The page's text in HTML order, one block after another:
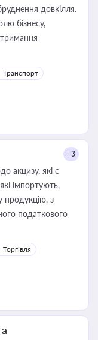
довкілля.
бізнесу,
Транспорт
+3
акцизу, які є
імпортують,
продукцію, з
податкового
Торгівля